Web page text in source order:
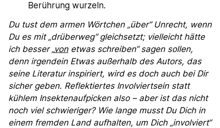
Berührung wurzeln.
Du tust dem armen Wörtchen „über“ Unrecht, wenn
Du es mit „drüberweg“ gleichsetzt; vielleicht hätte
ich besser „vonetwas schreiben“ sagen sollen,
denn irgendein Etwas außerhalb des Autors, das
seine Literatur inspiriert, wird es doch auch bei Dir
sicher geben. Reflektiertes Involviertsein statt
kühlem Insektenaufpicken also – aber ist das nicht
noch viel schwieriger? Wie lange musst Du Dich in
einem fremden Land aufhalten, um Dich „involviert“